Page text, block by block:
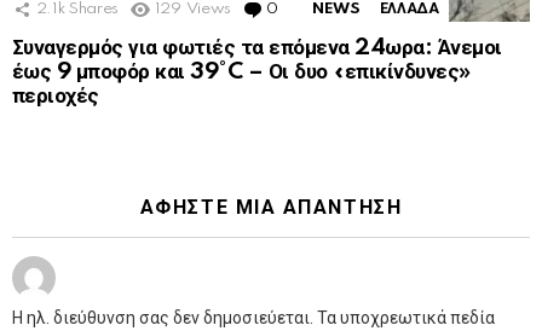
2.1k Shares 129 Views 0 Comments
NEWS ΕΛΛΑΔΑ
Συναγερμός για φωτιές τα επόμενα 24ωρα: Άνεμοι
έως 9 μποφόρ και 39°C – Οι δυο «επικίνδυνες»
περιοχές
ΑΦΉΣΤΕ ΜΙΑ ΑΠΆΝΤΗΣΗ
Η ηλ. διεύθυνση σας δεν δημοσιεύεται. Τα υποχρεωτικά πεδία